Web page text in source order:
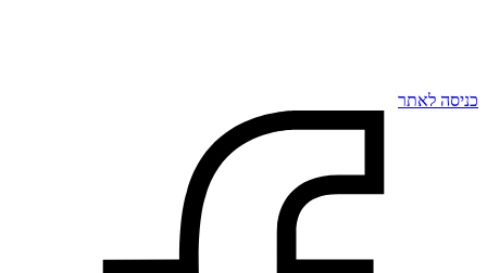
כניסה לאתר